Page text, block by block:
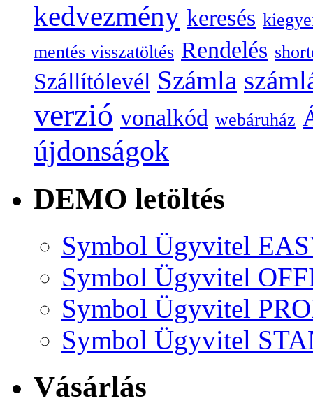
kedvezmény keresés
mentés visszatöltés Rendelés
Szállítólevél Számla
verzió vonalkód webáruház
újdonságok
DEMO letöltés
Symbol Ügyvitel
Symbol Ügyvitel
Symbol Ügyvitel
Symbol Ügyvitel
Vásárlás